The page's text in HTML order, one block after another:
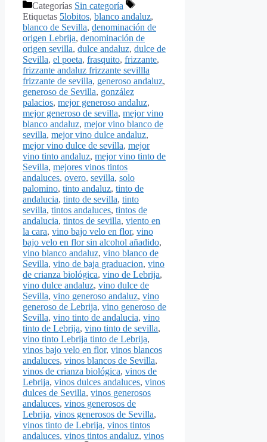
Categorías Sin categoría
Etiquetas 5lobitos, blanco andaluz,
blanco de Sevilla, denominación de
origen Lebrija, denominación de
origen sevilla, dulce andaluz, dulce de
Sevilla, el poeta, frasquito, frizzante,
frizzante andaluz frizzante sevillla
frizzante de sevilla, generoso andaluz,
generoso de Sevilla, gonzález
palacios, mejor generoso andaluz,
mejor generoso de sevilla, mejor vino
blanco andaluz, mejor vino blanco de
sevilla, mejor vino dulce andaluz,
mejor vino dulce de sevilla, mejor
vino tinto andaluz, mejor vino tinto de
Sevilla, mejores vinos tintos
andaluces, overo, sevilla, solo
palomino, tinto andaluz, tinto de
andalucia, tinto de sevilla, tinto
sevilla, tintos andaluces, tintos de
andalucia, tintos de sevilla, viento en
la cara, vino bajo velo en flor, vino
bajo velo en flor sin alcohol añadido,
vino blanco andaluz, vino blanco de
Sevilla, vino de baja graduacion, vino
de crianza biológica, vino de Lebrija,
vino dulce andaluz, vino dulce de
Sevilla, vino generoso andaluz, vino
generoso de Lebrija, vino generoso de
Sevilla, vino tinto de andalucia, vino
tinto de Lebrija, vino tinto de sevilla,
vino tinto Lebrija tinto de Lebrija,
vinos bajo velo en flor, vinos blancos
andaluces, vinos blancos de Sevilla,
vinos de crianza biológica, vinos de
Lebrija, vinos dulces andaluces, vinos
dulces de Sevilla, vinos generosos
andaluces, vinos generosos de
Lebrija, vinos generosos de Sevilla,
vinos tinto de Lebrija, vinos tintos
andaluces, vinos tintos andaluz, vinos